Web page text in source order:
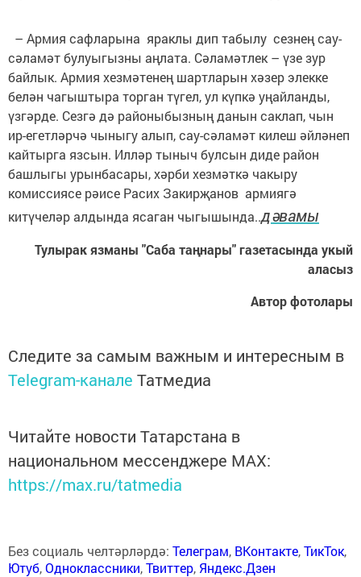
– Армия сафларына яраклы дип табылу сезнең сау-
сәламәт булуыгызны аңлата. Сәламәтлек – үзе зур
байлык. Армия хезмәтенең шартларын хәзер элекке
белән чагыштыра торган түгел, ул күпкә уңайланды,
үзгәрде. Сезгә дә районыбызның данын саклап, чын
ир-егетләрчә чыныгу алып, сау-сәламәт килеш әйләнеп
кайтырга язсын. Илләр тыныч булсын диде район
башлыгы урынбасары, хәрби хезмәткә чакыру
комиссиясе рәисе Расих Закирҗанов армиягә
китүчеләр алдында ясаган чыгышында..дәвамы
Тулырак язманы "Саба таңнары" газетасында укый
аласыз
Автор фотолары
Следите за самым важным и интересным в
Telegram-канале Татмедиа
Читайте новости Татарстана в
национальном мессенджере MАХ:
https://max.ru/tatmedia
Без социаль челтәрләрдә: Телеграм, ВКонтакте,ТикТок,
Ютуб,Одноклассники,Твиттер, Яндекс.Дзен